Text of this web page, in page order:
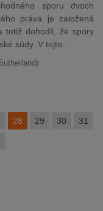
sporu dvoch
práva je založená
totiž dohodli, že spory
súdy. V tejto…
28 29 30 31